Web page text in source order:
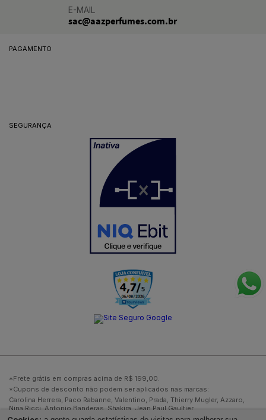
E-MAIL
sac@aazperfumes.com.br
PAGAMENTO
SEGURANÇA
*Frete grátis em compras acima de R$ 199,00.
*Cupons de desconto não podem ser aplicados nas marcas:
Carolina Herrera, Paco Rabanne, Valentino, Prada, Thierry Mugler, Azzaro,
Nina Ricci, Antonio Banderas, Shakira, Jean Paul Gaultier.